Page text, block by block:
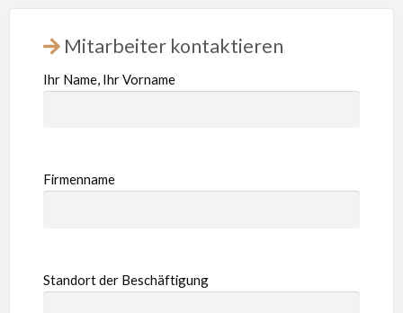
Mitarbeiter kontaktieren
Ihr Name, Ihr Vorname
Firmenname
Standort der Beschäftigung